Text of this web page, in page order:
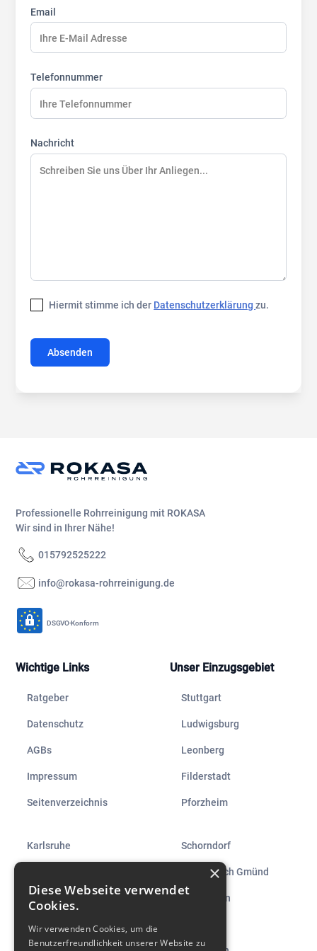
Email
Telefonnummer
Nachricht
Hiermit stimme ich der Datenschutzerklärungzu.
Professionelle Rohrreinigung mit ROKASA
Wir sind in Ihrer Nähe!
015792525222
info@rokasa-rohrreinigung.de
DSGVO-Konform
Wichtige Links
Ratgeber
Datenschutz
AGBs
Impressum
Seitenverzeichnis
Unser Einzugsgebiet
Stuttgart
Ludwigsburg
Leonberg
Filderstadt
Pforzheim
Karlsruhe
Neckarsulm
Bietigheim-Bissingen
Schorndorf
Schwäbisch Gmünd
Reutlingen
×
Diese Webseite verwendet
Cookies.
Wir verwenden Cookies, um die
Benutzerfreundlichkeit unserer Website zu